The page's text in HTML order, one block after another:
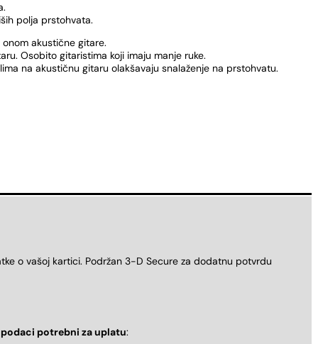
polja prstohvata.
akustične gitare.
Osobito gitaristima koji imaju manje ruke.
na akustičnu gitaru olakšavaju snalaženje na prstohvatu.
o vašoj kartici. Podržan 3-D Secure za dodatnu potvrdu
podaci potrebni za uplatu: